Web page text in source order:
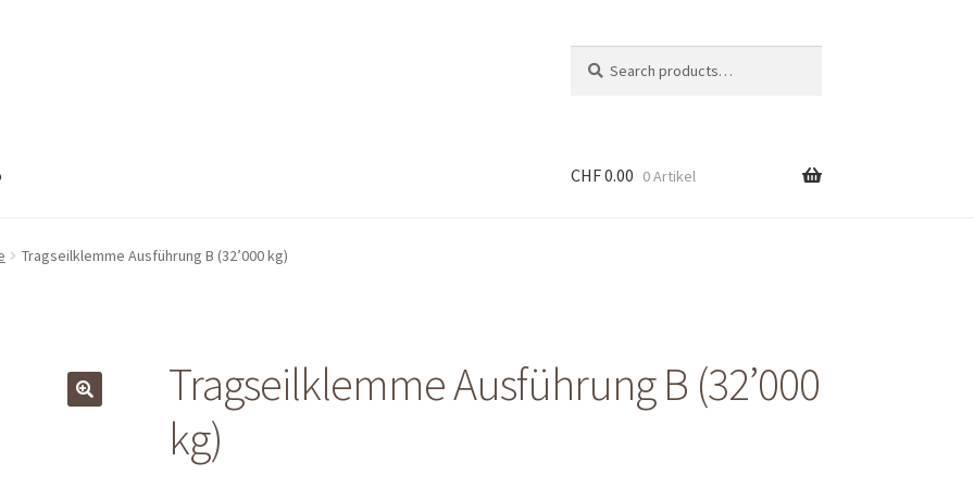
nach:
Mein Konto Shop Warenkorb Warenkorb
CHF0.00 0 Artikel
Tragseilklemme Ausführung B (32’000 kg)
Tragseilklemme Ausführung B (32’000
kg)